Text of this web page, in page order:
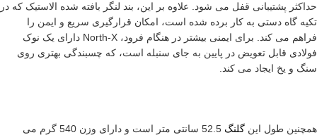
حداکثر پشتیبانی قفل می شود. علاوه بر این، بند لنگر بافته شده الاستیک که در
تکیه گاه دستی به کار برده شده است، امکان قرارگیری سریع و ایمن را
فراهم می کند. برای ایمنی بیشتر در هنگام فرود، North-X دارای یک نوک
فولادی قابل تعویض در پایین به جای سنبله است، که چسبندگی بهتری روی
سنگ و یخ ایجاد می کند.
همچنین طول این گلنگ
52.5 سانتی متر است و دارای وزن 540 گرم می